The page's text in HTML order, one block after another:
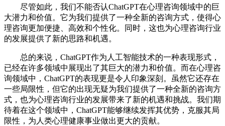
尽管如此，我们不能否认ChatGPT在心理咨询领域中的巨
大潜力和价值。它为我们提供了一种全新的咨询方式，使得心
理咨询更加便捷、高效和个性化。同时，这也为心理咨询行业
的发展提供了新的思路和机遇。
总的来说，ChatGPT作为人工智能技术的一种表现形式，
已经在许多领域中展现出了其巨大的潜力和价值。而在心理咨
询领域中，ChatGPT的表现更是令人印象深刻。虽然它还存在
一些局限性，但它的出现无疑为我们提供了一种全新的咨询方
式，也为心理咨询行业的发展带来了新的机遇和挑战。我们期
待着在这个领域中，ChatGPT能够继续发挥其优势，克服其局
限性，为人类心理健康事业做出更大的贡献。